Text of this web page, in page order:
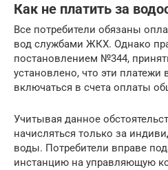
Как не платить за
Все потребители обязаны
вод службами ЖКХ. Однако
постановлением №344,
установлено, что эти
включаться в счета оплаты
Учитывая данное
начисляться только за
воды. Потребители вправе
инстанцию на управляющую